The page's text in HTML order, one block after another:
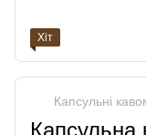
Хіт
Капсульні
Капсульна